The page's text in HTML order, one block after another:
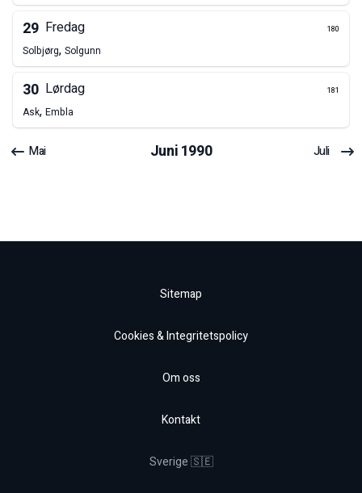
29 Fredag 180
Solbjørg, Solgunn
30 Lørdag 181
Ask, Embla
Mai Juni1990 Juli
Sitemap
Cookies & Integritetspolicy
Om oss
Kontakt
Sverige 🇸🇪